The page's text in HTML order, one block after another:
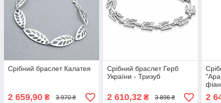
Срібний браслет Калатея
2 659,90 ₴ 3 970 ₴
Срібний браслет Герб
України - Тризуб
2 610,32₴ 3 896 ₴ 2